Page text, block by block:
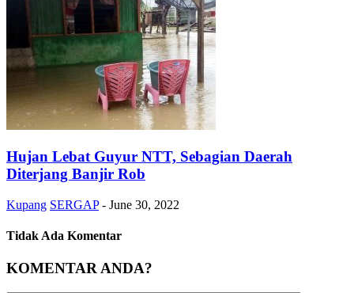
Hujan Lebat Guyur NTT, Sebagian Daerah
Diterjang Banjir Rob
Kupang SERGAP - June 30, 2022
Tidak Ada Komentar
KOMENTAR ANDA?